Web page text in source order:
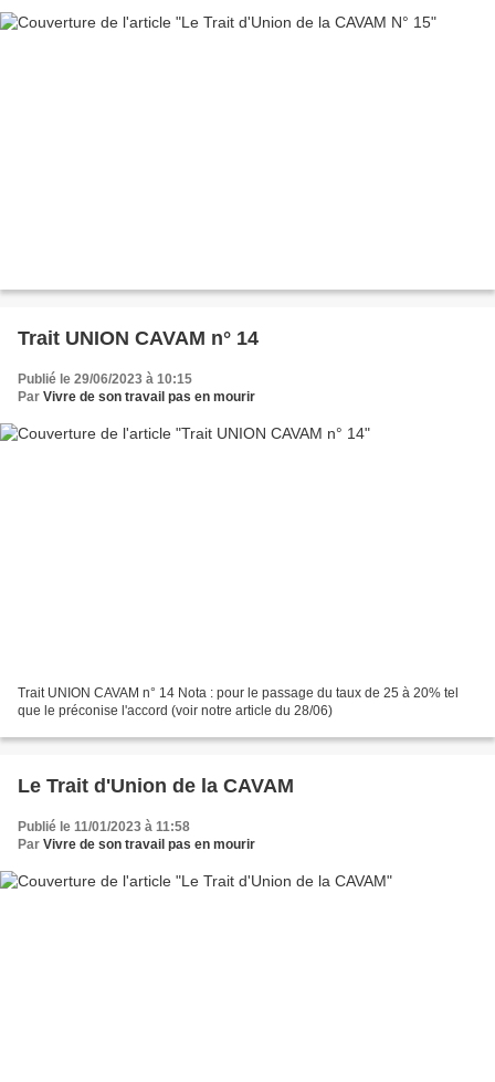
Trait UNION CAVAM n° 14
Publié le 29/06/2023 à 10:15
Par Vivre de son travail pas en mourir
Trait UNION CAVAM n° 14 Nota : pour le passage du taux de 25 à 20% tel
que le préconise l'accord (voir notre article du 28/06)
Le Trait d'Union de la CAVAM
Publié le 11/01/2023 à 11:58
Par Vivre de son travail pas en mourir